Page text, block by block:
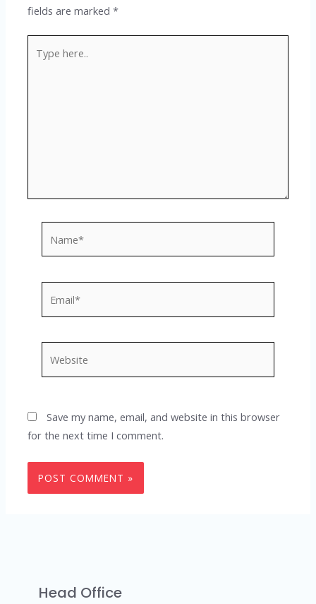
fields are marked*
here..
Save my name, email, and website in this browser
for the next time I comment.
Head Office